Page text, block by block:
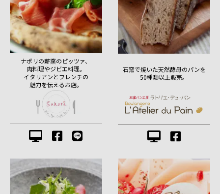
ナポリの薪窯のピッツァ、
肉料理やジビエ料理。
イタリアンとフレンチの
魅力を伝えるお店。
石窯で焼いた天然酵母のパンを
50種類以上販売。